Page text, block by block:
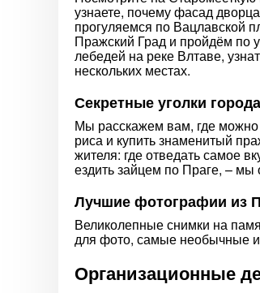
узнаете, почему фасад
прогуляемся по Вацлавской
Пражский Град и пройдём по
лебедей на реке Влтаве,
нескольких местах.
Секретные уголки
Мы расскажем вам, где можно
риса и купить знаменитый
жителя: где отведать самое
ездить зайцем по Праге, –
Лучшие фотографии из
Великолепные снимки на
для фото, самые необычные и
Организационные